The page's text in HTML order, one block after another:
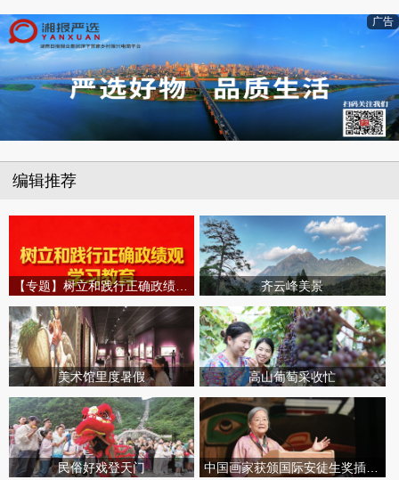
广告
编辑推荐
齐云峰美景
美术馆里度暑假 高山葡萄采收忙
民俗好戏登天门